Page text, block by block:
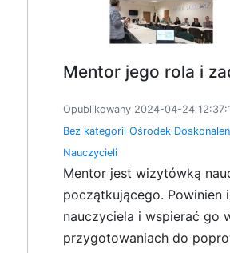
Mentor jego rola i
Opublikowany 2024-04-24
Bez kategorii Ośrodek
Nauczycieli
Mentor jest wizytówką
początkującego. Powinien
nauczyciela i wspierać go
przygotowaniach do